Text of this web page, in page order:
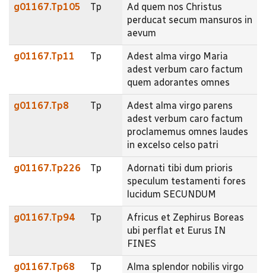
g01167.Tp105 Tp
Ad quem nos Christus
perducat secum mansuros in
aevum
g01167.Tp11 Tp
Adest alma virgo Maria
adest verbum caro factum
quem adorantes omnes
g01167.Tp8 Tp
Adest alma virgo parens
adest verbum caro factum
proclamemus omnes laudes
in excelso celso patri
g01167.Tp226 Tp
Adornati tibi dum prioris
speculum testamenti fores
lucidum SECUNDUM
g01167.Tp94 Tp
Africus et Zephirus Boreas
ubi perflat et Eurus IN
FINES
g01167.Tp68 Tp
Alma splendor nobilis virgo